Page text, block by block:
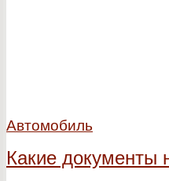
Автомобиль
Какие документы